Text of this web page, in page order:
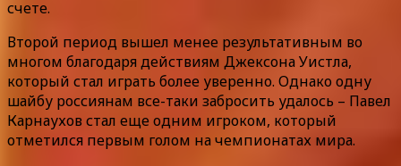
счете.
Второй период вышел менее результативным во
многом благодаря действиям Джексона Уистла,
который стал играть более уверенно. Однако одну
шайбу россиянам все-таки забросить удалось – Павел
Карнаухов стал еще одним игроком, который
отметился первым голом на чемпионатах мира.